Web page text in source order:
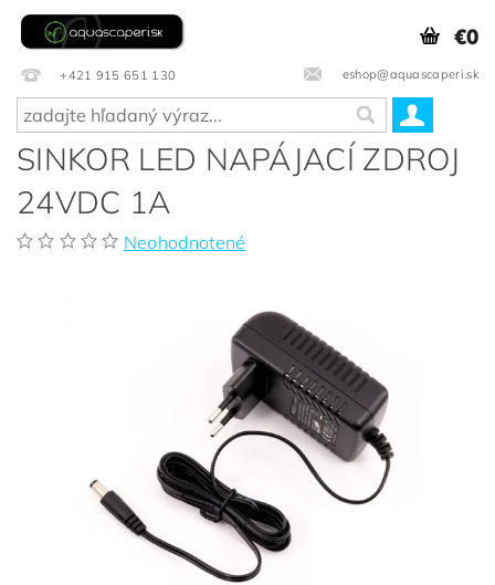
+421 915 651 130 eshop@aquascaperi.sk
€0
SINKOR LED NAPÁJACÍ ZDROJ
24VDC 1A
Neohodnotené